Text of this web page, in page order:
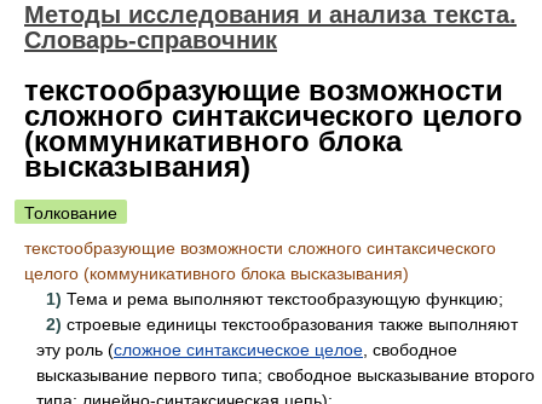
Методы исследования и анализа текста.
Словарь-справочник
текстообразующие возможности
сложного синтаксического целого
(коммуникативного блока
высказывания)
Толкование
текстообразующие возможности сложного синтаксического
целого (коммуникативного блока высказывания)
1) Тема и рема выполняют текстообразующую функцию;
2) строевые единицы текстообразования также выполняют
эту роль (сложное синтаксическое целое , свободное
высказывание первого типа; свободное высказывание второго